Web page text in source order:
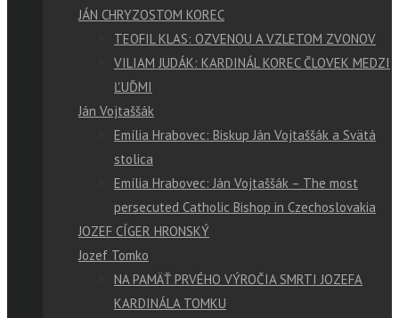
JÁN CHRYZOSTOM KOREC
TEOFIL KLAS: OZVENOU A VZLETOM ZVONOV
VILIAM JUDÁK: KARDINÁL KOREC ČLOVEK MEDZI
ĽUĎMI
Ján Vojtaššák
Emília Hrabovec: Biskup Ján Vojtaššák a Svätá
stolica
Emília Hrabovec: Ján Vojtaššák – The most
persecuted Catholic Bishop in Czechoslovakia
JOZEF CÍGER HRONSKÝ
Jozef Tomko
NA PAMÄŤ PRVÉHO VÝROČIA SMRTI JOZEFA
KARDINÁLA TOMKU